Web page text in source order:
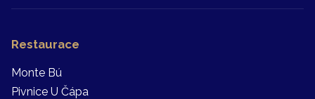
Restaurace
Monte Bú
Pivnice U Čápa